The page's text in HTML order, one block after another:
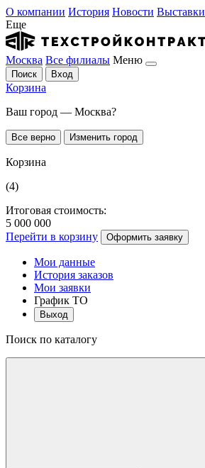
О компании История Новости Выставки
Еще
Москва Все филиалы Меню
Поиск Вход
Корзина
Ваш город — Москва?
Все верно Изменить город
Корзина
(4)
Итоговая стоимость:
5 000 000
Перейти в корзину
Оформить заявку
Мои данные
История заказов
Мои заявки
График ТО
Выход
Поиск по каталогу